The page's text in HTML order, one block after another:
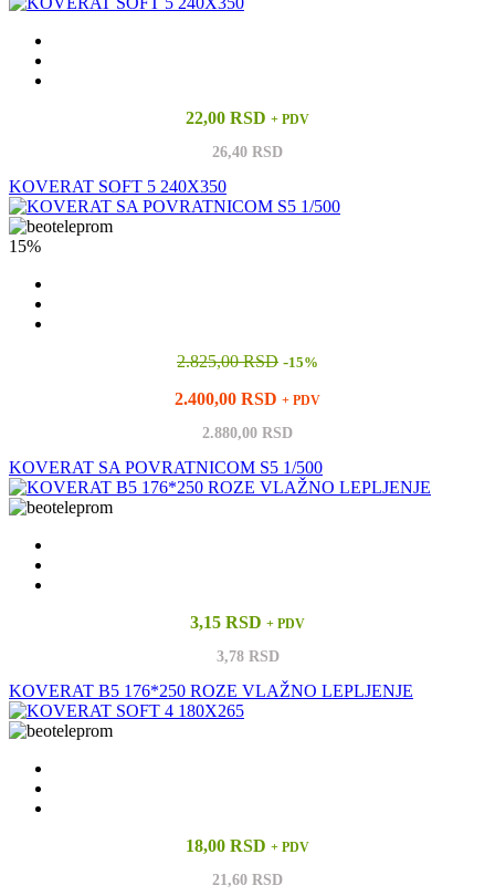
22,00 RSD + PDV
26,40 RSD
KOVERAT SOFT 5 240X350
15%
2.825,00 RSD -15%
2.400,00 RSD + PDV
2.880,00 RSD
KOVERAT SA POVRATNICOM S5 1/500
3,15 RSD + PDV
3,78 RSD
KOVERAT B5 176*250 ROZE VLAŽNO LEPLJENJE
18,00 RSD + PDV
21,60 RSD